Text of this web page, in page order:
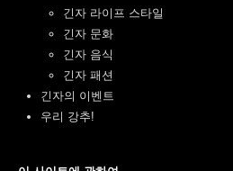
긴자 라이프 스타일
긴자 문화
긴자 음식
긴자 패션
긴자의 이벤트
우리 강추!